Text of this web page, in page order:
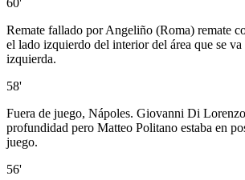
60'
Remate fallado por Angeliño (Roma) remate
el lado izquierdo del interior del área que se
izquierda.
58'
Fuera de juego, Nápoles. Giovanni Di
profundidad pero Matteo Politano estaba en
juego.
56'